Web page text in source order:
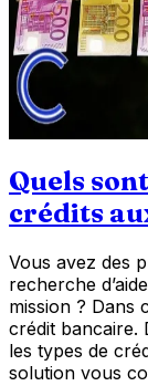
Quels
crédits
Vous avez des
recherche
mission ? Dans
crédit bancaire.
les types de
solution vous